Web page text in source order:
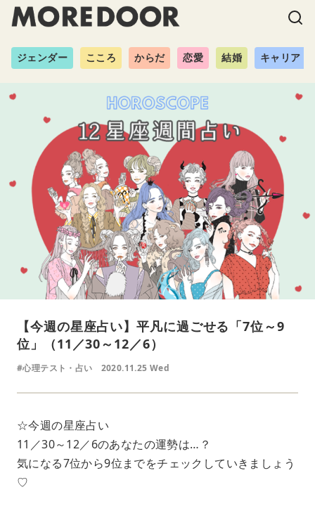
ジェンダー こころ からだ 恋愛 結婚 キャリア
【今週の星座占い】平凡に過ごせる「7位～9
位」（11／30～12／6）
#心理テスト・占い 2020.11.25 Wed
☆今週の星座占い
11／30～12／6のあなたの運勢は…？
気になる7位から9位までをチェックしていきましょう
♡